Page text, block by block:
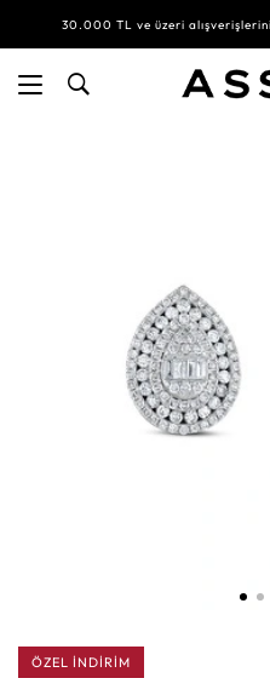
30.000 TL ve üzeri
ÖZEL İNDİRİM